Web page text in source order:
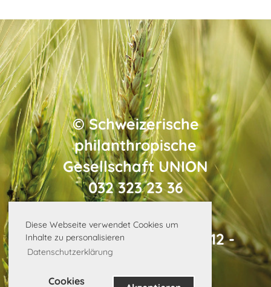
Diese Webseite verwendet Cookies um
Inhalte zu personalisieren
Datenschutzerklärung
Cookies
©Schweizerische
philanthropische
GesellschaftUNION
032 323 23 36
General-Dufourstrasse 12 -
2502 Biel
info@union.swiss